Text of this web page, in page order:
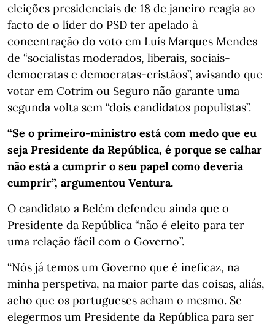
eleições presidenciais de 18 de janeiro reagia ao
facto de o líder do PSD ter apelado à
concentração do voto em Luís Marques Mendes
de “socialistas moderados, liberais, sociais-
democratas e democratas-cristãos”, avisando que
votar em Cotrim ou Seguro não garante uma
segunda volta sem “dois candidatos populistas”.
“Se o primeiro-ministro está com medo que eu
seja Presidente da República, é porque se calhar
não está a cumprir o seu papel como deveria
cumprir”, argumentou Ventura.
O candidato a Belém defendeu ainda que o
Presidente da República “não é eleito para ter
uma relação fácil com o Governo”.
“Nós já temos um Governo que é ineficaz, na
minha perspetiva, na maior parte das coisas, aliás,
acho que os portugueses acham o mesmo. Se
elegermos um Presidente da República para ser